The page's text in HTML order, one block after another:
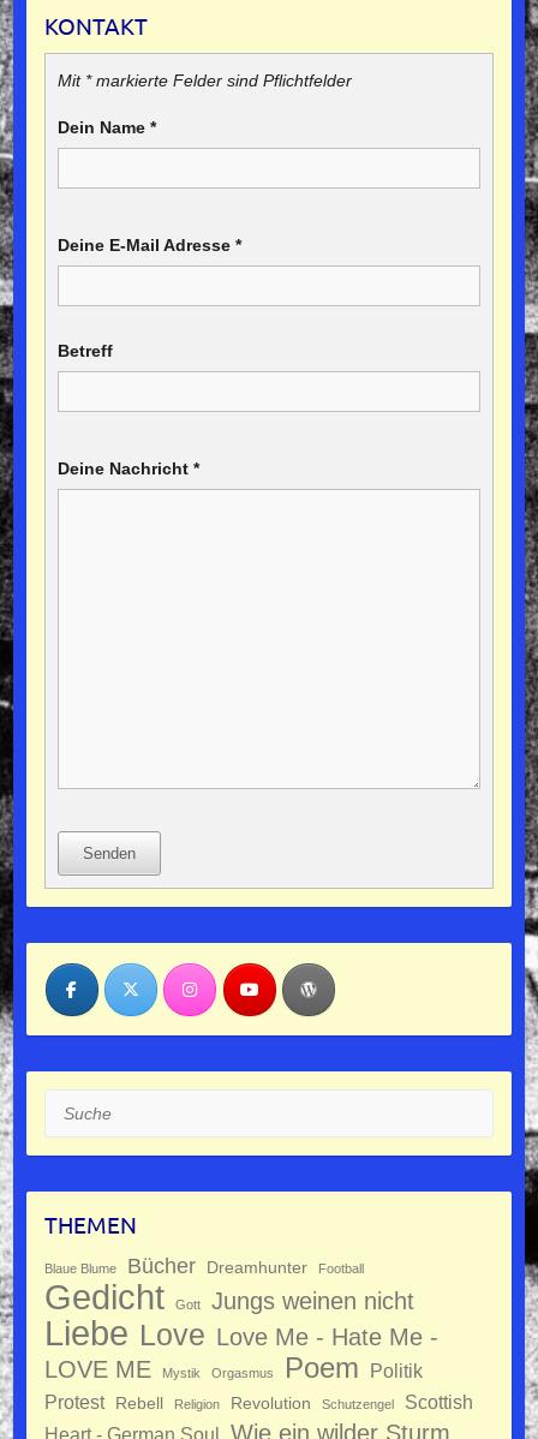
KONTAKT
Mit * markierte Felder sind Pflichtfelder
Dein Name *
Deine E-Mail Adresse *
Betreff
Deine Nachricht *
Senden
Suche
THEMEN
Blaue Blume Bücher Dreamhunter Football
Gedicht Gott Jungs weinen nicht
Liebe Love Love Me - Hate Me -
LOVE ME
Mystik Orgasmus Poem
Politik
Protest
Rebell Religion Revolution Schutzengel
Scottish
Heart - German Soul Wie ein wilder Sturm